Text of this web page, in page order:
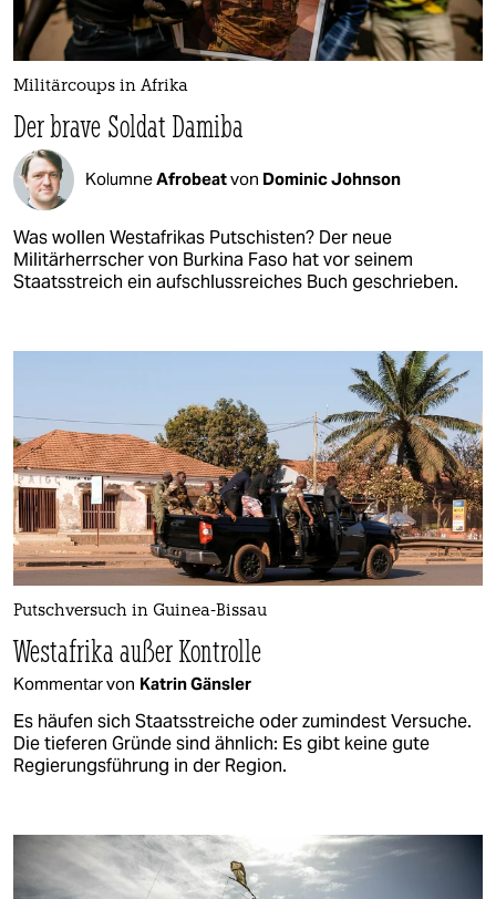
Militärcoups in Afrika
Der brave Soldat Damiba
KolumneAfrobeatvon Dominic Johnson
Was wollen Westafrikas Putschisten? Der neue
Militärherrscher von Burkina Faso hat vor seinem
Staatsstreich ein aufschlussreiches Buch geschrieben.
Putschversuch in Guinea-Bissau
Westafrika außer Kontrolle
Kommentar von Katrin Gänsler
Es häufen sich Staatsstreiche oder zumindest Versuche.
Die tieferen Gründe sind ähnlich: Es gibt keine gute
Regierungsführung in der Region.